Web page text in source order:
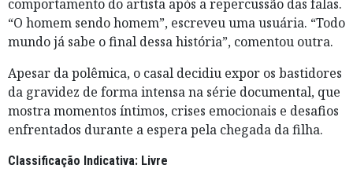
comportamento do artista após a repercussão das falas.
“O homem sendo homem”, escreveu uma usuária. “Todo
mundo já sabe o final dessa história”, comentou outra.
Apesar da polêmica, o casal decidiu expor os bastidores
da gravidez de forma intensa na série documental, que
mostra momentos íntimos, crises emocionais e desafios
enfrentados durante a espera pela chegada da filha.
Classificação Indicativa: Livre